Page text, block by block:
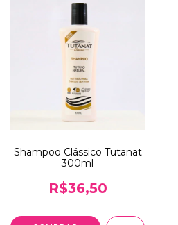
Shampoo Clássico Tutanat
300ml
R$36,50